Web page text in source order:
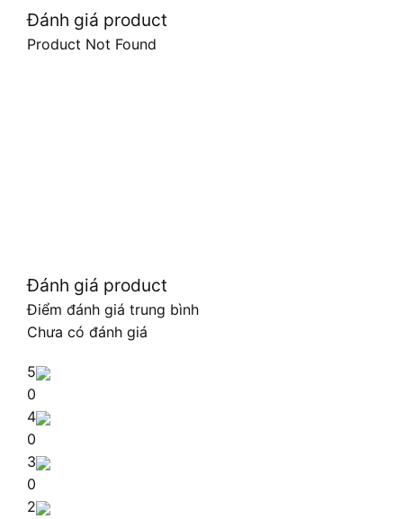
Đánh giá product
Product Not Found
Đánh giá product
Điểm đánh giá trung bình
Chưa có đánh giá
5
0
4
0
3
0
2